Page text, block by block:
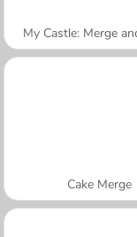
My Castle: Merge
Cake Merge